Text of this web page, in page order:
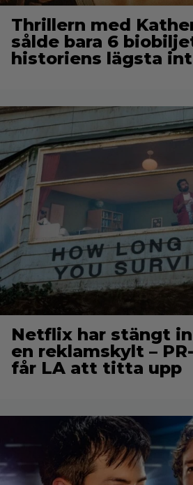
Thrillern med
sålde bara 6
historiens lägsta
Netflix har stängt
en reklamskylt –
får LA att titta upp